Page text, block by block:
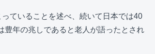
ていることを述べ、続いて日本では40
豊年の兆しであると老人が語ったとされ